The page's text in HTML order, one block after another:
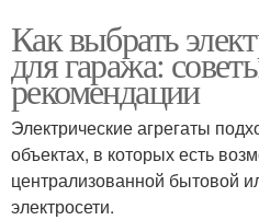
Печки в гараже
Как выбрать
для гаража:
рекомендации
Электрические агрегаты
объектах, в которых есть
централизованной бытовой
электросети.